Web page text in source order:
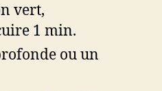
vert,
1 min.
ou un